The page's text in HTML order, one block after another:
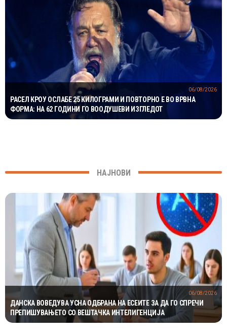
РАСЕЛ КРОУ ОСЛАБЕ 25 КИЛОГРАМИ И ПОВТОРНО Е ВО ВРВНА
ФОРМА: НА 62 ГОДИНИ ГО ВООДУШЕВИ ИЗГЛЕДОТ
06/08/2026
НАЈНОВИ
ДАНСКА ВОВЕДУВА УСНА ОДБРАНА НА ЕСЕИТЕ ЗА ДА ГО СПРЕЧИ
ПРЕПИШУВАЊЕТО СО ВЕШТАЧКА ИНТЕЛИГЕНЦИЈА
06/08/2026